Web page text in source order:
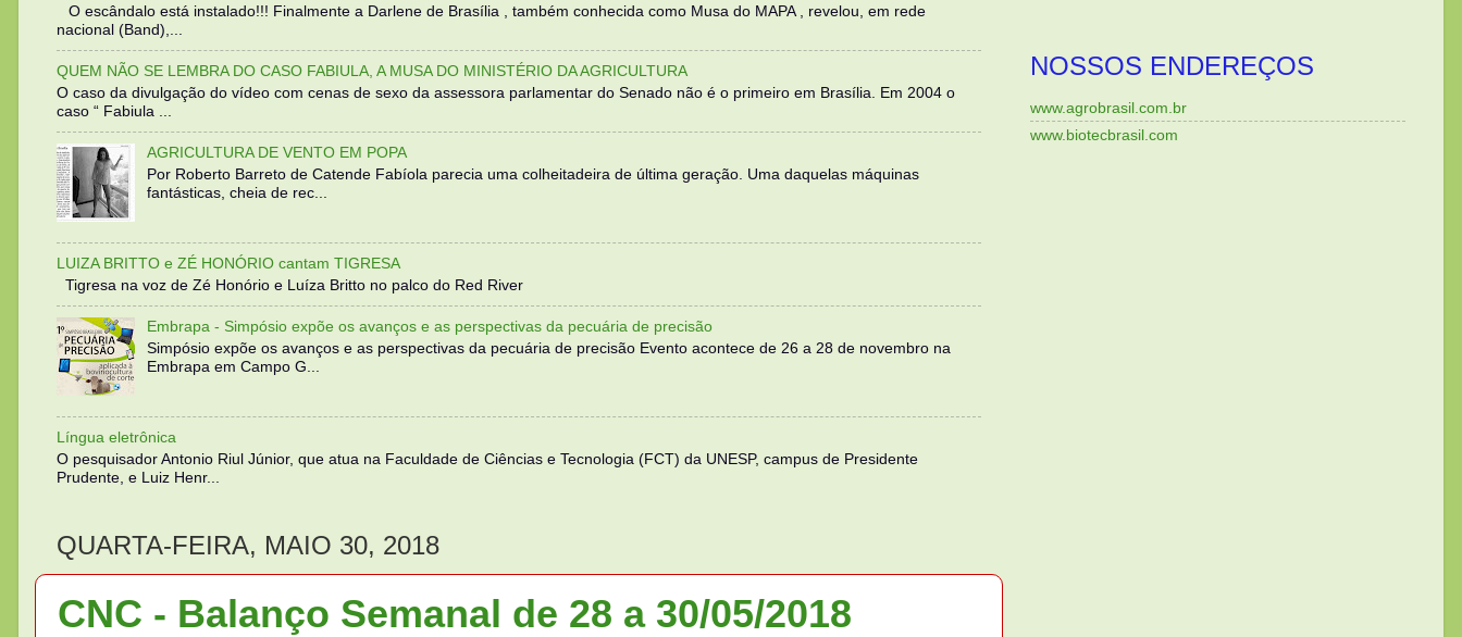
O escândalo está instalado!!! Finalmente a Darlene de Brasília , também conhecida como Musa do MAPA , revelou, em rede
nacional (Band),...
QUEM NÃO SE LEMBRA DO CASO FABIULA, A MUSA DO MINISTÉRIO DA AGRICULTURA
O caso da divulgação do vídeo com cenas de sexo da assessora parlamentar do Senado não é o primeiro em Brasília. Em 2004 o
caso “ Fabiula ...
AGRICULTURA DE VENTO EM POPA
Por Roberto Barreto de Catende Fabíola parecia uma colheitadeira de última geração. Uma daquelas máquinas
fantásticas, cheia de rec...
LUIZA BRITTO e ZÉ HONÓRIO cantam TIGRESA
Tigresa na voz de Zé Honório e Luíza Britto no palco do Red River
Embrapa - Simpósio expõe os avanços e as perspectivas da pecuária de precisão
Simpósio expõe os avanços e as perspectivas da pecuária de precisão Evento acontece de 26 a 28 de novembro na
Embrapa em Campo G...
Língua eletrônica
O pesquisador Antonio Riul Júnior, que atua na Faculdade de Ciências e Tecnologia (FCT) da UNESP, campus de Presidente
Prudente, e Luiz Henr...
QUARTA-FEIRA, MAIO 30, 2018
CNC - Balanço Semanal de 28 a 30/05/2018
NOSSOS ENDEREÇOS
www.agrobrasil.com.br
www.biotecbrasil.com